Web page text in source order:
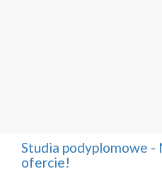
Studia podyplomowe -
ofercie!